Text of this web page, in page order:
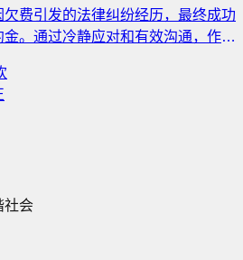
费引发的法律纠纷经历，最终成功
。通过冷静应对和有效沟通，作者
旨在帮助其他业主在类似情况下保
损失。
社会